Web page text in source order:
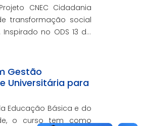
CNEC Cidadania
transformação social
no ODS 13 da
da sustentabilidade.
Gestão
Universitária para
Educação Básica e do
o curso tem como